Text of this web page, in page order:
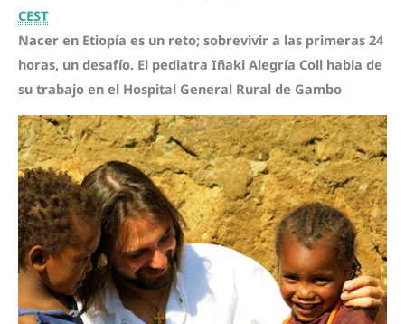
CEST
Nacer en Etiopía es un reto; sobrevivir a las primeras 24
horas, un desafío. El pediatra Iñaki Alegría Coll habla de
su trabajo en el Hospital General Rural de Gambo